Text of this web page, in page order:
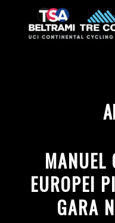
MANUEL
EUROPEI
GARA